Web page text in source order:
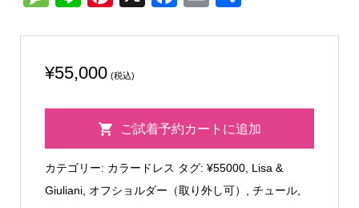
¥55,000 (税込)
Giuliani
ジ
ご試着予約カートに追加
カテゴリー: カラードレス タグ: ¥55000, Lisa &
Giuliani, オフショルダー（取り外し可） チュール,